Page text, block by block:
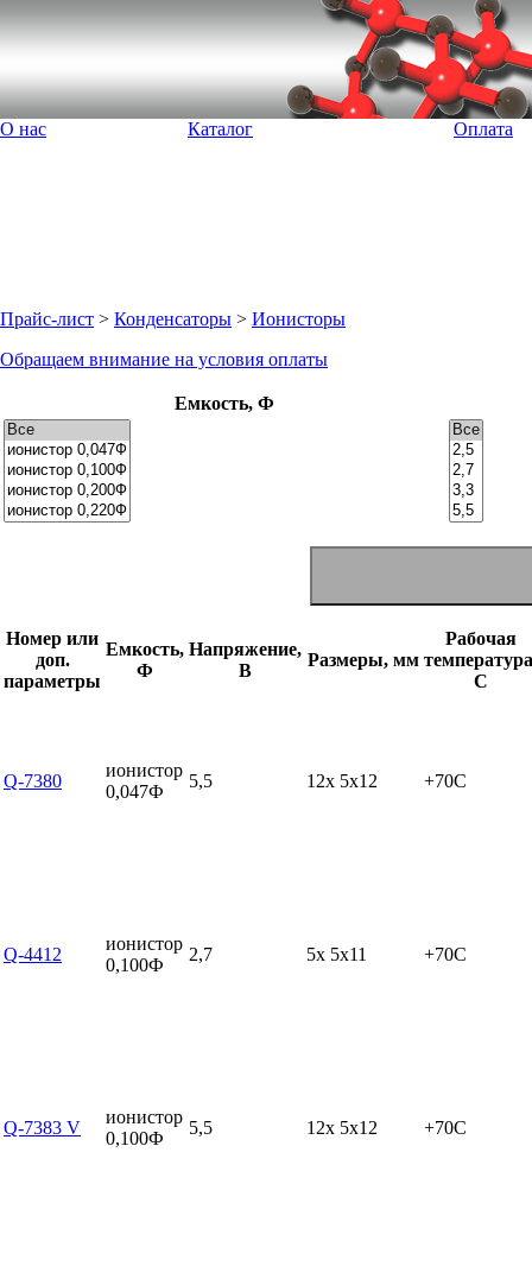
О нас Каталог Оплата
Прайс-лист > Конденсаторы > Ионисторы
Обращаем внимание на условия оплаты
Емкость, Ф
Номер или
доп.
параметры
Емкость,
Ф
Напряжение,
В
Размеры, мм
Рабочая
С
Q-7380
ионистор
0,047Ф
5,5 12x 5x12 +70C
Q-4412
ионистор
0,100Ф
2,7 5x 5x11 +70C
Q-7383 V
ионистор
0,100Ф
5,5 12x 5x12 +70C